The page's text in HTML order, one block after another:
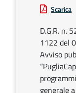
Scarica
D.G.R. n.
1122 del
Avviso
generale